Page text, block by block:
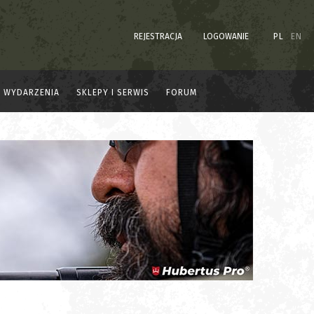
REJESTRACJA LOGOWANIE PL EN
WYDARZENIA SKLEPY I SERWIS FORUM